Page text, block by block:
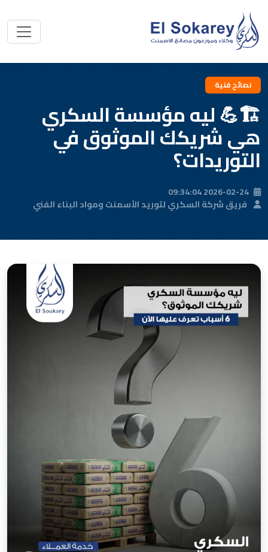
نصائح فنية
🏗️💪 ليه مؤسسة السكري
هي شريكك الموثوق في
التوريدات؟
2026-02-24 09:34:04
فريق شركة السكري لتوريد الأسمنت ومواد البناء الفني